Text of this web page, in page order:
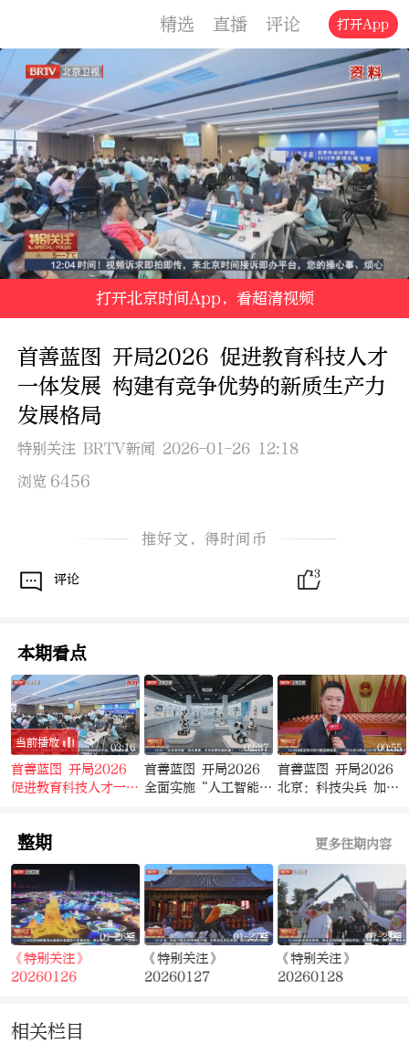
精选 直播 评论 交通 文旅
打开App
打开北京时间App，看超清视频
首善蓝图 开局2026 促进教育科技人才
一体发展 构建有竞争优势的新质生产力
发展格局
特别关注 BRTV新闻 2026-01-26 12:18
浏览 6456
推好文，得时间币
评论 3
本期看点
03:16
当前播放
首善蓝图 开局2026
促进教育科技人才一体
02:37
首善蓝图 开局2026
全面实施“人工智能
00:55
首善蓝图 开局2026
北京：科技尖兵 加速
整期 更多往期内容
01-26期
《特别关注》
20260126
01-27期
《特别关注》
20260127
01-28期
《特别关注》
20260128
相关栏目